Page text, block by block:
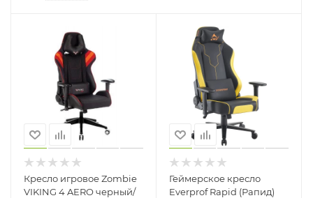
Кресло игровое Zombie
VIKING 4 AERO черный/
Геймерское кресло
Everprof Rapid (Рапид)